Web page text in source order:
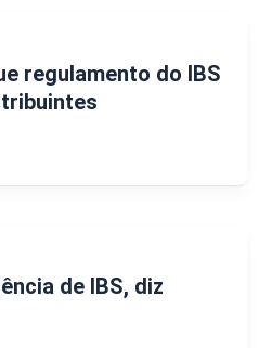
regulamento do IBS
de IBS, diz